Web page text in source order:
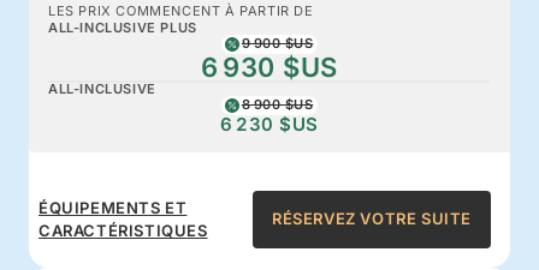
LES PRIX COMMENCENT À PARTIR DE
ALL-INCLUSIVE PLUS
9 900 $US
6 930 $US
ALL-INCLUSIVE
8 900 $US
6 230 $US
ÉQUIPEMENTS ET
CARACTÉRISTIQUES
RÉSERVEZ VOTRE SUITE